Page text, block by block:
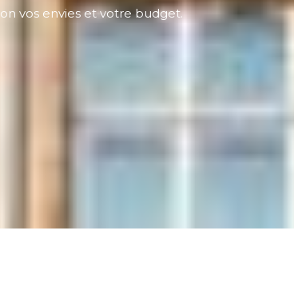
vos envies et votre budget.